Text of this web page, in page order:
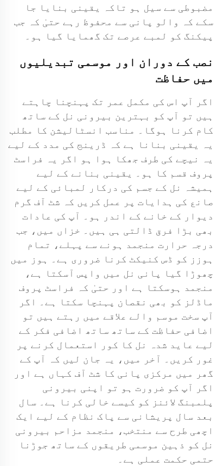
مضبوطی سے سیل ہو تاکہ یقینی بنایا جا
سکے کہ والو پانی سے محفوظ رہے حتیٰ کہ جب
پیکنگ کو لمبے عرصے تک گھمایا گیا ہو۔
نصب کے دوران اور موسمی تبدیلیوں
میں حفاظت
اگر آپ اس کی مکمل عمر تک پہنچنا چاہتے
ہیں تو آپ کو بہترین بیرونی نل کے ساتھ
کام کرنا ہوگا۔ مناسب انسٹالیشن کا مطلب
یہ یقینی بنانا ہے کہ ڈرینج کی مدد کے لیے
یہ نیچے کی طرف جھکا ہوا ہو اگر یہ فراسٹ
پروف قسم کا ہو۔ یقینی بنانے کے لیے
ہمیشہ نل کے جسم کی درکار لمبائی کے لیے
صانع کی ہدایات پر عمل کریں کہ شٹ آف گرم
دیوار کے خانے کے اندر ہو۔ آپ کی عادات
بھی بڑا فرق ڈالتی ہی ہیں۔ خزاں میں، جب
درجہ حرارت منجمد ہونے سے پہلے، تمام
ہوزز کو ڈس کنیکٹ کرنا ضروری ہے۔ ہوز میں
چھوڑا گیا پانی نل میں واپس آسکتا ہے،
منجمد ہوسکتا ہے اور حتیٰ کہ فراسٹ پروف
ماڈلز کو بھی نقصان پہنچا سکتا ہے۔ اگر
آپ سخت موسم والے علاقے میں رہتے ہیں تو
اضافی حفاظت کے ساتھ ساتھ اضافی فکر کے
لیے عاید شدہ نل کا کور استعمال کرنے پر
غور کریں۔ آخر میں، یہ جان لیں کہ آپ کے
گھر میں مرکزی پانی کا شٹ آف کہاں ہے اور
اگر آپ کو ضرورت ہو تو اپنی بیرونی
پلمبنگ لائنز کو کیسے خالی کرنا ہے۔ سال
بعد سال پریشانی سے پاک نظام کے لیے ایک
اچھی طرح سے منتخب، منجمد مزاحم بیرونی
نل کو ذہین موسمی طریقوں کے ساتھ جوڑنا
حتمی حکمت عملی ہے۔